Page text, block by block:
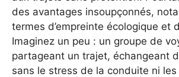
des avantages insoupçonnés,
termes d’empreinte écologique et
Imaginez un peu : un groupe de
partageant un trajet, échangeant
sans le stress de la conduite ni les